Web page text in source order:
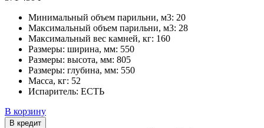
Минимальный объем парильни, м3: 20
Максимальный объем парильни, м3: 28
Максимальный вес камней, кг: 160
Размеры: ширина, мм: 550
Размеры: высота, мм: 805
Размеры: глубина, мм: 550
Масса, кг: 52
Испаритель: ЕСТЬ
В корзину
В кредит